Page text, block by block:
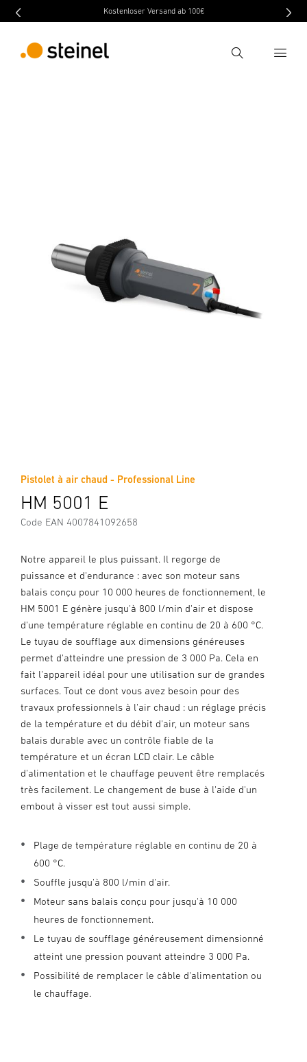
Kostenloser Versand ab 100€
Recherche
Pistolet à air chaud - Professional Line
HM 5001 E
Code EAN 4007841092658
Notre appareil le plus puissant. Il regorge de
puissance et d'endurance : avec son moteur sans
balais conçu pour 10 000 heures de fonctionnement, le
HM 5001 E génère jusqu'à 800 l/min d'air et dispose
d'une température réglable en continu de 20 à 600 °C.
Le tuyau de soufflage aux dimensions généreuses
permet d'atteindre une pression de 3 000 Pa. Cela en
fait l'appareil idéal pour une utilisation sur de grandes
surfaces. Tout ce dont vous avez besoin pour des
travaux professionnels à l'air chaud : un réglage précis
de la température et du débit d'air, un moteur sans
balais durable avec un contrôle fiable de la
température et un écran LCD clair. Le câble
d'alimentation et le chauffage peuvent être remplacés
très facilement. Le changement de buse à l'aide d'un
embout à visser est tout aussi simple.
Plage de température réglable en continu de 20 à
600 °C.
Souffle jusqu'à 800 l/min d'air.
Moteur sans balais conçu pour jusqu'à 10 000
heures de fonctionnement.
Le tuyau de soufflage généreusement dimensionné
atteint une pression pouvant atteindre 3 000 Pa.
Possibilité de remplacer le câble d'alimentation ou
le chauffage.